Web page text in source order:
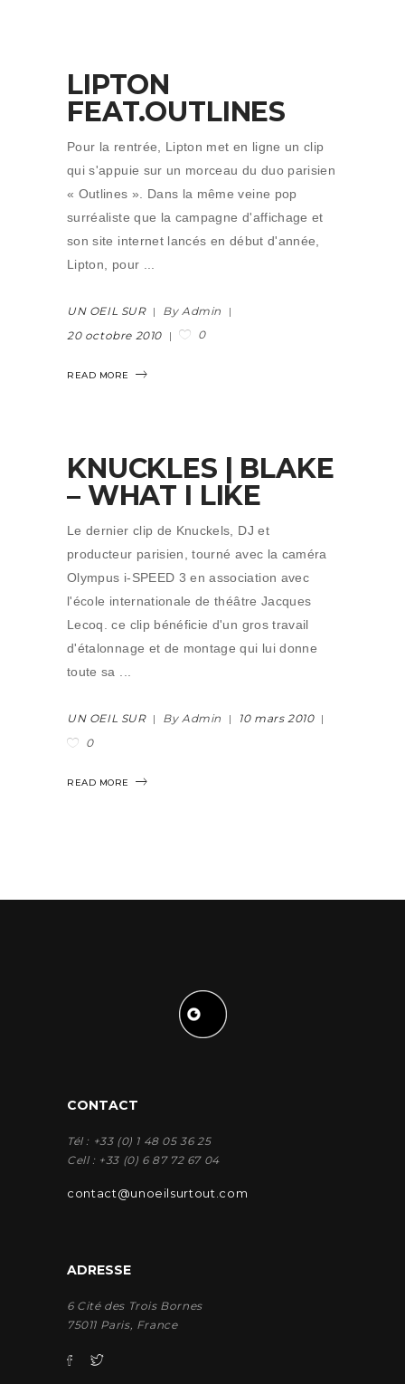
LIPTON
FEAT.OUTLINES
Pour la rentrée, Lipton met en ligne un clip
qui s'appuie sur un morceau du duo parisien
« Outlines ». Dans la même veine pop
surréaliste que la campagne d'affichage et
son site internet lancés en début d'année,
Lipton, pour
UN OEIL SUR
By Admin
20 octobre 2010
0
READ MORE
KNUCKLES | BLAKE
– WHAT I LIKE
Le dernier clip de Knuckels, DJ et
producteur parisien, tourné avec la caméra
Olympus i-SPEED 3 en association avec
l'école internationale de théâtre Jacques
Lecoq. ce clip bénéficie d'un gros travail
d'étalonnage et de montage qui lui donne
toute sa
UN OEIL SUR By Admin
10 mars 2010
0
READ MORE
CONTACT
Tél : +33 (0) 1 48 05 36 25
Cell : +33 (0) 6 87 72 67 04
contact@unoeilsurtout.com
ADRESSE
6 Cité des Trois Bornes
75011 Paris, France